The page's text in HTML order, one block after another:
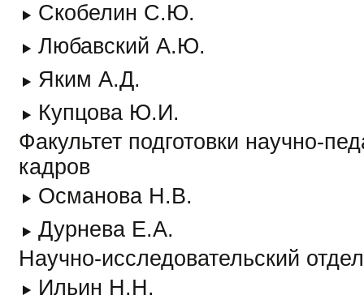
Скобелин С.Ю.
Любавский А.Ю.
Яким А.Д.
Купцова Ю.И.
Факультет подготовки научно-
кадров
Османова Н.В.
Дурнева Е.А.
Научно-исследовательский отдел
Ильин Н.Н.